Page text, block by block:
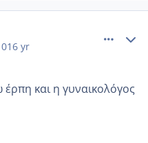
16 yr
έρπη και η γυναικολόγος